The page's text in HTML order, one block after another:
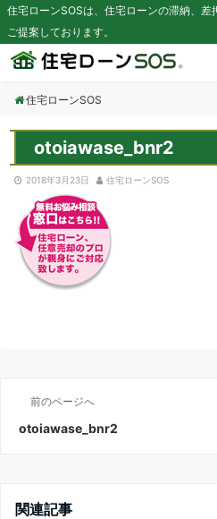
住宅ローンSOSは、住宅ローンの滞納、
ご提案しております。
住宅ローンSOS
otoiawase_bnr2
2018年3月23日 住宅ローンSOS
前のページへ
otoiawase_bnr2
関連記事